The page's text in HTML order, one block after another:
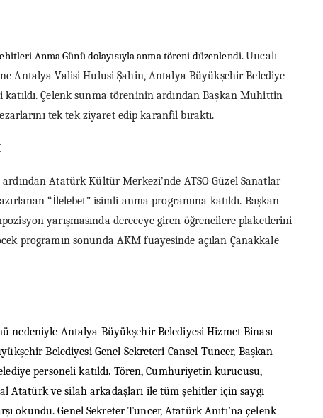
Anma Günü dolayısıyla anma töreni düzenlendi.Uncalı
Antalya Valisi Hulusi Şahin, Antalya Büyükşehir Belediye
Çelenk sunma töreninin ardından Başkan Muhittin
tek tek ziyaret edip karanfil bıraktı.
Atatürk Kültür Merkezi’nde ATSO Güzel Sanatlar
“İlelebet” isimli anma programına katıldı. Başkan
yarışmasında dereceye giren öğrencilere plaketlerini
programın sonunda AKM fuayesinde açılan Çanakkale
nedeniyle Antalya Büyükşehir Belediyesi Hizmet Binası
Belediyesi Genel Sekreteri Cansel Tuncer, Başkan
personeli katıldı. Tören, Cumhuriyetin kurucusu,
Atatürk ve silah arkadaşları ile tüm şehitler için saygı
okundu. Genel Sekreter Tuncer, Atatürk Anıtı’na çelenk